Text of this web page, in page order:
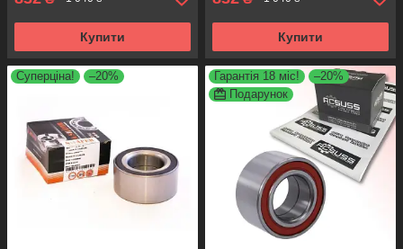
Купити Купити
Суперціна! –20% Гарантія 18 міс!
–20%
Подарунок